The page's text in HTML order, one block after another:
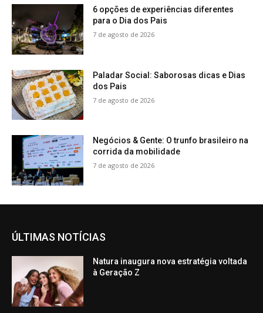
6 opções de experiências diferentes
para o Dia dos Pais
7 de agosto de 2026
Paladar Social: Saborosas dicas e Dias
dos Pais
7 de agosto de 2026
Negócios & Gente: O trunfo brasileiro na
corrida da mobilidade
7 de agosto de 2026
ÚLTIMAS NOTÍCIAS
Natura inaugura nova estratégia voltada
à Geração Z